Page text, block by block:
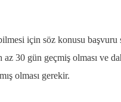
için söz konusu başvuru
30 gün geçmiş olması ve
olması gerekir.